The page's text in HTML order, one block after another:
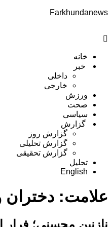
Farkhundanews
Menu
خانه
خبر
داخلی
خارجی
ورزش
صحت
سیاسی
گزارش
گزارش روز
گزارش تحلیلی
گزارش تحقیقی
تحلیل
English
علامت:
نازنین محسنی؛ فرار